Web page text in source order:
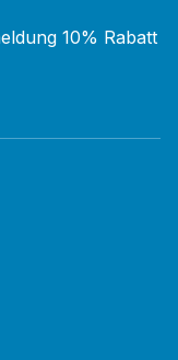
10% Rabatt